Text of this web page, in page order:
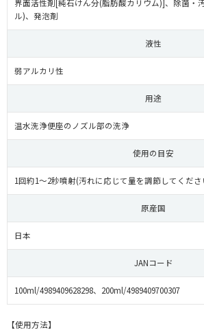
界面活性剤[純石けん分(脂肪酸カリウム)]、除菌・
ル)、発泡剤
液性
弱アルカリ性
用途
温水洗浄便座のノズル部の洗浄
使用の目安
1回約1〜2秒噴射(汚れに応じて量を調節してくださ
原産国
日本
JANコード
100ml/4989409628298、200ml/4989409700307
【使用方法】